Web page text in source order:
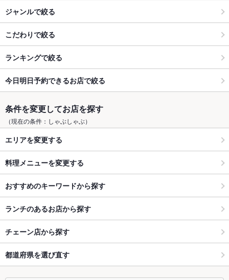
ジャンルで絞る
こだわりで絞る
ランキングで絞る
今日明日予約できるお店で絞る
条件を変更してお店を探す
（現在の条件：しゃぶしゃぶ）
エリアを変更する
料理メニューを変更する
おすすめのキーワードから探す
ランチのあるお店から探す
チェーン店から探す
都道府県を選び直す